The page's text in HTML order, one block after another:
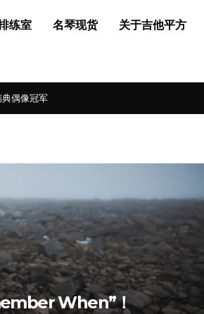
练室 名琴现货 关于吉他平方
典偶像冠军
When”！